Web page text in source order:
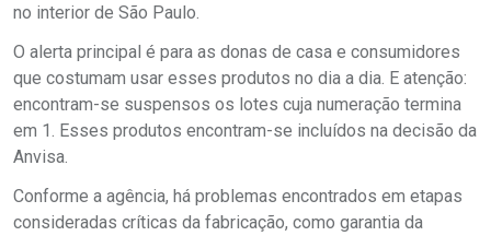
no interior de São Paulo.
O alerta principal é para as donas de casa e consumidores
que costumam usar esses produtos no dia a dia. E atenção:
encontram-se suspensos os lotes cuja numeração termina
em 1. Esses produtos encontram-se incluídos na decisão da
Anvisa.
Conforme a agência, há problemas encontrados em etapas
consideradas críticas da fabricação, como garantia da